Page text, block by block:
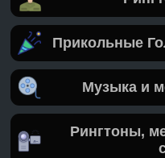
Прикольные
Музыка и
Рингтоны,